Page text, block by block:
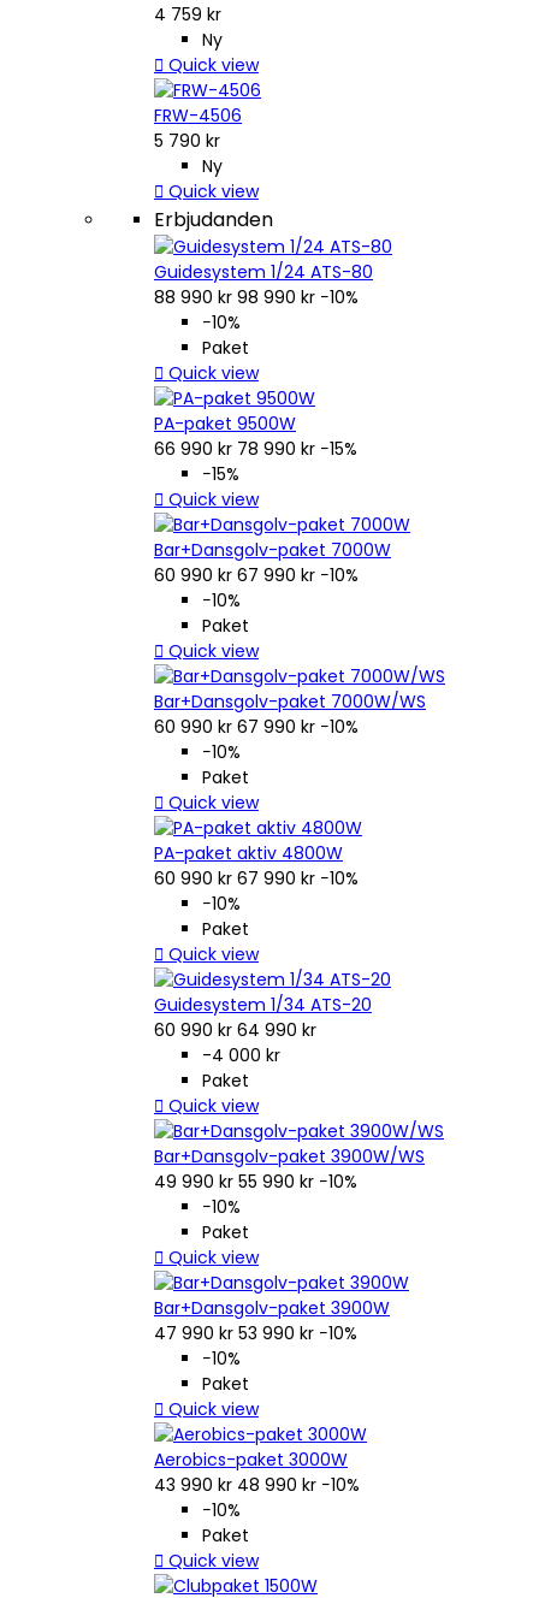
4 759 kr
Ny
 Quick view
FRW-4506
5 790 kr
Ny
 Quick view
Erbjudanden
Guidesystem 1/24 ATS-80
88 990 kr 98 990 kr −10%
−10%
Paket
 Quick view
PA-paket 9500W
66 990 kr 78 990 kr −15%
−15%
 Quick view
Bar+Dansgolv-paket 7000W
60 990 kr 67 990 kr −10%
−10%
Paket
 Quick view
Bar+Dansgolv-paket 7000W/WS
60 990 kr 67 990 kr −10%
−10%
Paket
 Quick view
PA-paket aktiv 4800W
60 990 kr 67 990 kr −10%
−10%
Paket
 Quick view
Guidesystem 1/34 ATS-20
60 990 kr 64 990 kr
-4 000 kr
Paket
 Quick view
Bar+Dansgolv-paket 3900W/WS
49 990 kr 55 990 kr −10%
−10%
Paket
 Quick view
Bar+Dansgolv-paket 3900W
47 990 kr 53 990 kr −10%
−10%
Paket
 Quick view
Aerobics-paket 3000W
43 990 kr 48 990 kr −10%
−10%
Paket
 Quick view